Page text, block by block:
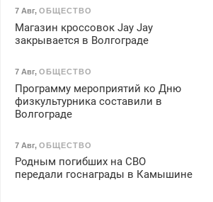
7 Авг, ОБЩЕСТВО
Магазин кроссовок Jay Jay
закрывается в Волгограде
7 Авг, ОБЩЕСТВО
Программу мероприятий ко Дню
физкультурника составили в
Волгограде
7 Авг, ОБЩЕСТВО
Родным погибших на СВО
передали госнаграды в Камышине